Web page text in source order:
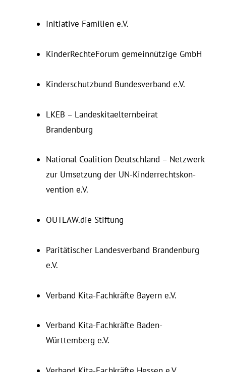
In­itiative Fa­milien e.V.
Kin­der­Rech­te­Forum gemeinnützige GmbH
Kin­der­schutzbund Bun­des­verband e.V.
LKEB – Lan­des­kit­ael­tern­beirat
Brandenburg
Na­tional Co­alition Deutschland – Netzwerk
zur Um­setzung der UN-Kin­der­rechts­kon­
vention e.V.
OUTLAW.die Stiftung
Paritätischer Lan­des­verband Bran­denburg
e.V.
Verband Kita-Fachkräfte Bayern e.V.
Verband Kita-Fachkräfte Baden-
Württemberg e.V.